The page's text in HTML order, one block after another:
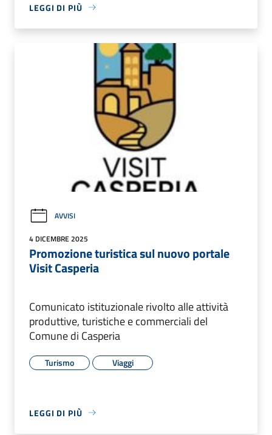
LEGGI DI PIÙ
AVVISI
4 DICEMBRE 2025
Promozione turistica sul nuovo portale
Visit Casperia
Comunicato istituzionale rivolto alle attività
produttive, turistiche e commerciali del
Comune di Casperia
Turismo Viaggi
LEGGI DI PIÙ